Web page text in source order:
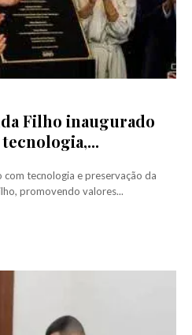
Filho inaugurado
tecnologia e preservação da
promovendo valores...